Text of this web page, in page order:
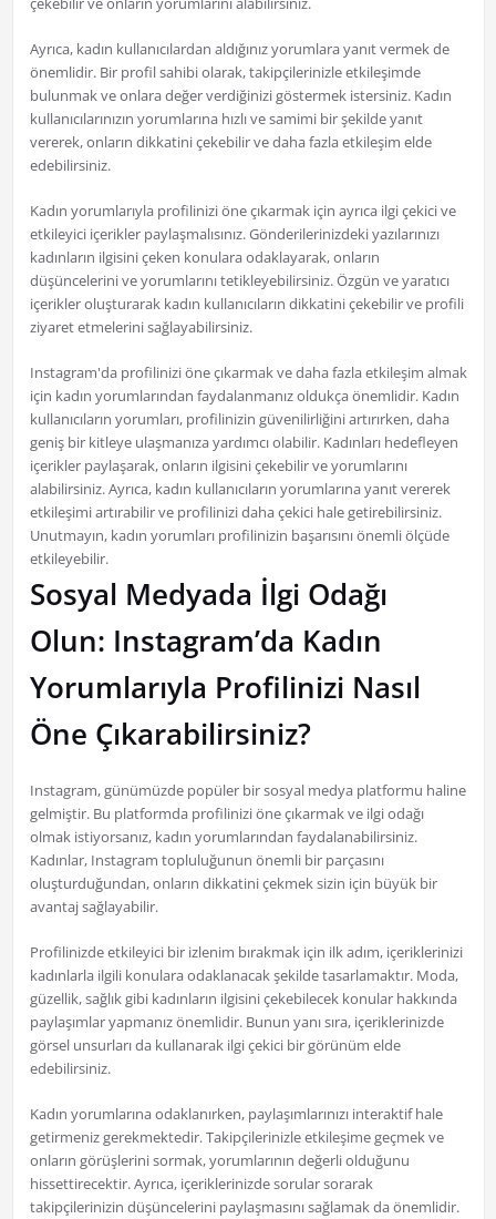
Ayrıca, kadın kullanıcılardan aldığınız yorumlara yanıt vermek de
önemlidir. Bir profil sahibi olarak, takipçilerinizle etkileşimde
bulunmak ve onlara değer verdiğinizi göstermek istersiniz. Kadın
kullanıcılarınızın yorumlarına hızlı ve samimi bir şekilde yanıt
vererek, onların dikkatini çekebilir ve daha fazla etkileşim elde
edebilirsiniz.
Kadın yorumlarıyla profilinizi öne çıkarmak için ayrıca ilgi çekici ve
etkileyici içerikler paylaşmalısınız. Gönderilerinizdeki yazılarınızı
kadınların ilgisini çeken konulara odaklayarak, onların
düşüncelerini ve yorumlarını tetikleyebilirsiniz. Özgün ve yaratıcı
içerikler oluşturarak kadın kullanıcıların dikkatini çekebilir ve profili
ziyaret etmelerini sağlayabilirsiniz.
Instagram'da profilinizi öne çıkarmak ve daha fazla etkileşim almak
için kadın yorumlarından faydalanmanız oldukça önemlidir. Kadın
kullanıcıların yorumları, profilinizin güvenilirliğini artırırken, daha
geniş bir kitleye ulaşmanıza yardımcı olabilir. Kadınları hedefleyen
içerikler paylaşarak, onların ilgisini çekebilir ve yorumlarını
alabilirsiniz. Ayrıca, kadın kullanıcıların yorumlarına yanıt vererek
etkileşimi artırabilir ve profilinizi daha çekici hale getirebilirsiniz.
Unutmayın, kadın yorumları profilinizin başarısını önemli ölçüde
etkileyebilir.
Sosyal Medyada İlgi Odağı
Olun: Instagram’da Kadın
Yorumlarıyla Profilinizi Nasıl
Öne Çıkarabilirsiniz?
Instagram, günümüzde popüler bir sosyal medya platformu haline
gelmiştir. Bu platformda profilinizi öne çıkarmak ve ilgi odağı
olmak istiyorsanız, kadın yorumlarından faydalanabilirsiniz.
Kadınlar, Instagram topluluğunun önemli bir parçasını
oluşturduğundan, onların dikkatini çekmek sizin için büyük bir
avantaj sağlayabilir.
Profilinizde etkileyici bir izlenim bırakmak için ilk adım, içeriklerinizi
kadınlarla ilgili konulara odaklanacak şekilde tasarlamaktır. Moda,
güzellik, sağlık gibi kadınların ilgisini çekebilecek konular hakkında
paylaşımlar yapmanız önemlidir. Bunun yanı sıra, içeriklerinizde
görsel unsurları da kullanarak ilgi çekici bir görünüm elde
edebilirsiniz.
Kadın yorumlarına odaklanırken, paylaşımlarınızı interaktif hale
getirmeniz gerekmektedir. Takipçilerinizle etkileşime geçmek ve
onların görüşlerini sormak, yorumlarının değerli olduğunu
hissettirecektir. Ayrıca, içeriklerinizde sorular sorarak
takipçilerinizin düşüncelerini paylaşmasını sağlamak da önemlidir.